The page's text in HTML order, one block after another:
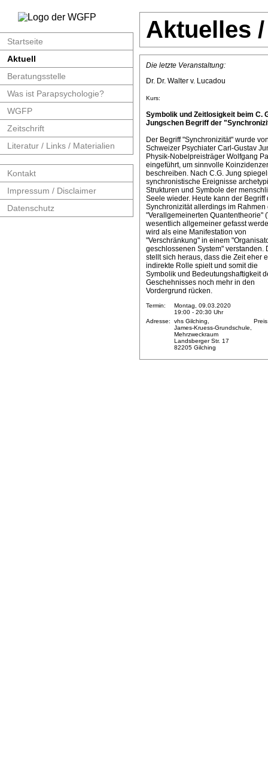
Startseite
Aktuell
Beratungsstelle
Was ist Parapsychologie?
WGFP
Zeitschrift
Literatur / Links / Materialien
Kontakt
Impressum / Disclaimer
Datenschutz
Aktuelles
Die letzte Veranstaltung:
Dr. Dr. Walter v. Lucadou
Kurs:
Symbolik und Zeitlosigkeit beim C.
Jungschen Begriff der
Der Begriff "Synchronizität" wurde
Schweizer Psychiater Carl-Gustav
Physik-Nobelpreisträger Wolfgang
eingeführt, um sinnvolle
beschreiben. Nach C.G. Jung
synchronistische Ereignisse
Strukturen und Symbole der
Seele wieder. Heute kann der Begriff
Synchronizität allerdings im Rahmen
"Verallgemeinerten Quantentheorie"
wesentlich allgemeiner gefasst
wird als eine Manifestation von
"Verschränkung" in einem
geschlossenen System" verstanden.
stellt sich heraus, dass die Zeit eher
indirekte Rolle spielt und somit die
Symbolik und Bedeutungshaftigkeit
Geschehnisses noch mehr in den
Vordergrund rücken.
Termin:
Montag, 09.03.2020
19:00 - 20:30 Uhr
Adresse:
vhs Gilching,
James-Kruess-Grundschule,
Mehrzweckraum
Landsberger Str. 17
82205 Gilching